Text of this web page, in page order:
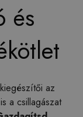
és
az
a csillagászat